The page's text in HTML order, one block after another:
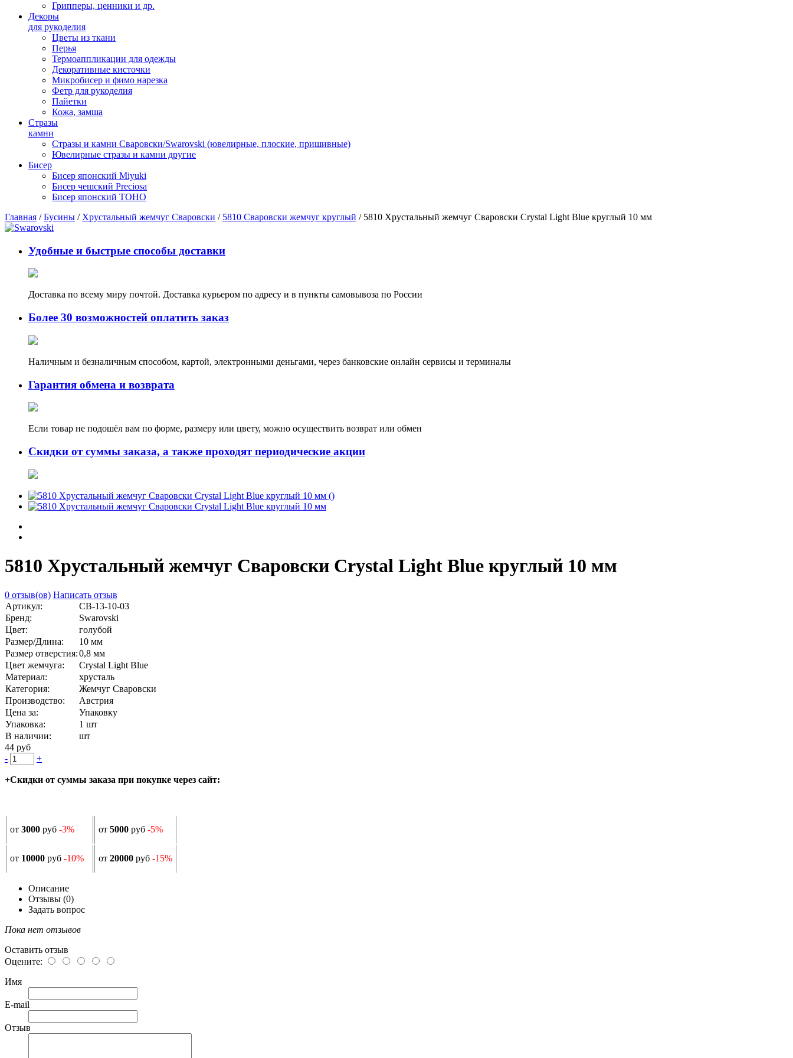
Грипперы, ценники и др.
Декоры
для рукоделия
Цветы из ткани
Перья
Термоаппликации для одежды
Декоративные кисточки
Микробисер и фимо нарезка
Фетр для рукоделия
Пайетки
Кожа, замша
Стразы
камни
Стразы и камни Сваровски/Swarovski (ювелирные, плоские, пришивные)
Ювелирные стразы и камни другие
Бисер
Бисер японский Miyuki
Бисер чешский Preciosa
Бисер японский TOHO
Главная /Бусины / Хрустальный жемчуг Сваровски / 5810 Сваровски жемчуг круглый / 5810 Хрустальный жемчуг Сваровски Crystal Light Blue круглый 10 мм
Удобные и быстрые способы доставки
Доставка по всему миру почтой. Доставка курьером по адресу и в пункты самовывоза по России
Более 30 возможностей оплатить заказ
Наличным и безналичным способом, картой, электронными деньгами, через банковские онлайн сервисы и терминалы
Гарантия обмена и возврата
Если товар не подошёл вам по форме, размеру или цвету, можно осуществить возврат или обмен
Скидки от суммы заказа, а также проходят периодические акции
5810 Хрустальный жемчуг Сваровски Crystal Light Blue круглый 10 мм
0 отзыв(ов) Написать отзыв
Артикул:
СВ-13-10-03
Бренд:
Swarovski
Цвет:
голубой
Размер/Длина:
10 мм
Размер отверстия:0,8 мм
Цвет жемчуга:
Crystal Light Blue
Материал:
хрусталь
Категория:
Жемчуг Сваровски
Производство:
Австрия
Цена за:
Упаковку
Упаковка:
1 шт
В наличии:
шт
44 руб
-
+
+Скидки от суммы заказа при покупке через сайт:
от 3000 руб -3% от 5000 руб -5%
от 10000 руб -10% от 20000 руб -15%
Описание
Отзывы (0)
Задать вопрос
Пока нет отзывов
Оставить отзыв
Оцените:
Имя
E-mail
Отзыв